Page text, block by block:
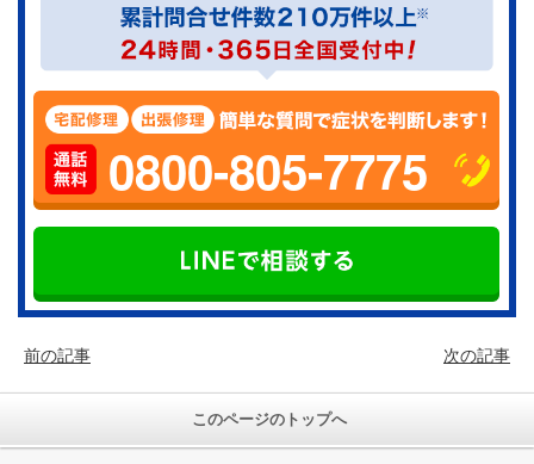
0800-805-7775
前の記事 次の記事
このページのトップへ